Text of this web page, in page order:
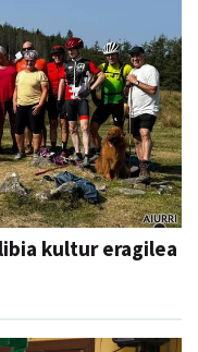
kultur eragilea